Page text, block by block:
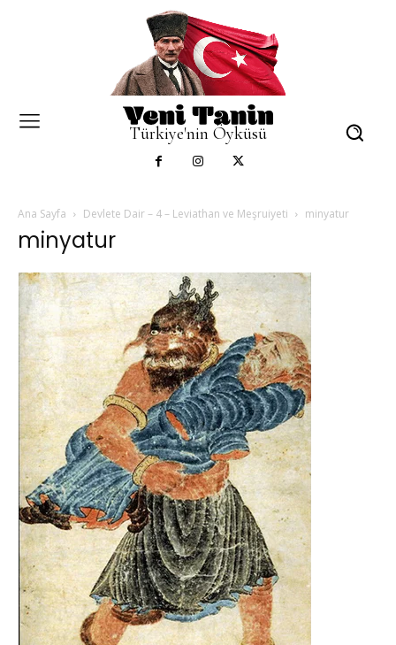
Türkiye'nin Öyküsü
Ana Sayfa Devlete Dair – 4 – Leviathan ve Meşruiyeti minyatur
minyatur